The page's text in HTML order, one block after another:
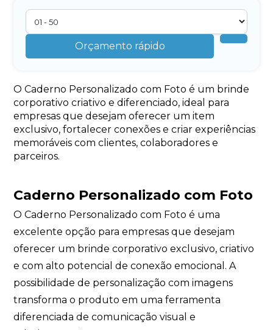
Orçamento rápido
O Caderno Personalizado com Foto é um brinde
corporativo criativo e diferenciado, ideal para
empresas que desejam oferecer um item
exclusivo, fortalecer conexões e criar experiências
memoráveis com clientes, colaboradores e
parceiros.
Caderno Personalizado com Foto
O Caderno Personalizado com Foto é uma
excelente opção para empresas que desejam
oferecer um brinde corporativo exclusivo, criativo
e com alto potencial de conexão emocional. A
possibilidade de personalização com imagens
transforma o produto em uma ferramenta
diferenciada de comunicação visual e